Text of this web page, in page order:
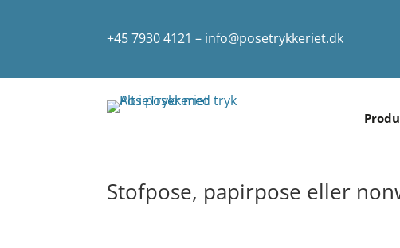
+45 7930 4121 – info@posetrykkeriet.dk
Stofpose, papirpose eller